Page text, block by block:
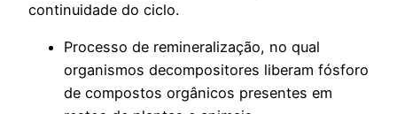
continuidade do ciclo.
Processo de remineralização, no qual
organismos decompositores liberam fósforo
de compostos orgânicos presentes em